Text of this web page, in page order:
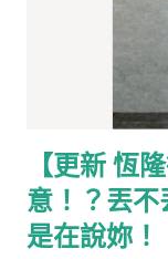
【更新 恆
意！？丟
是在說妳！